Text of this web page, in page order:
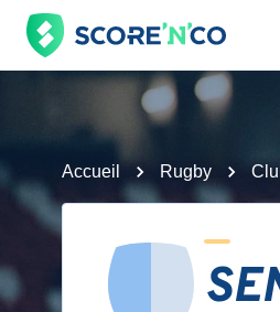
Accueil Rugby